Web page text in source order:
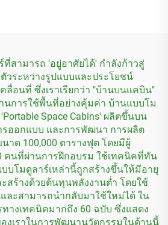
สามารถ 'อยู่อาศัยได้' กำลังก้าวสู่
วระหว่างรูปแบบและประโยชน์
ลื่อนที่ ซึ่งเราเรียกว่า "บ้านบนแคบิน"
นการใช้พื้นที่อย่างคุ้มค่า บ้านแบบโม
Space Cabins' ผลิตขึ้นบน
ออกแบบ และการพัฒนา การผลิต
าด 100,000 ตารางฟุต โดยมีผู้
คนที่ผ่านการฝึกอบรม ใช้เทคนิคที่ทัน
บโมดูลาร์เหล่านี้ถูกสร้างขึ้นให้มีอายุ
สร้างด้วยต้นทุนพลังงานต่ำ โดยใช้
ละสามารถนำกลับมาใช้ใหม่ได้ ใน
างเทคนิคมากถึง 60 ฉบับ ซึ่งแสดง
งเราในการพัฒนานวัตกรรมในด้านนี้